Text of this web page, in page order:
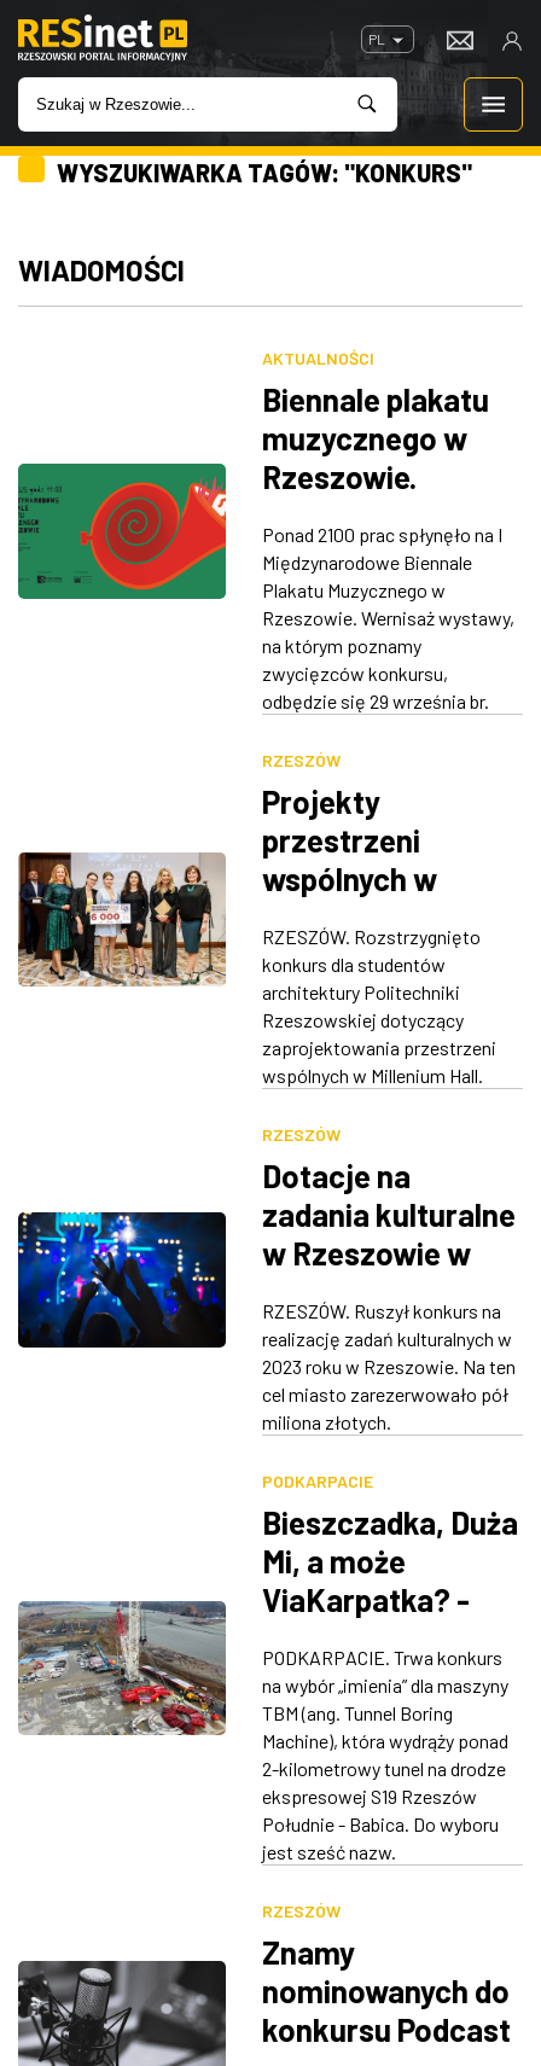
PL
WIADOMOŚCI
INWESTYCJE
GASTRONOMIA
ZDJĘCIA
WYSZUKIWARKA TAGÓW: "KONKURS"
WIADOMOŚCI
AKTUALNOŚCI
Biennale plakatu
muzycznego w
Rzeszowie.
typu konkurs na
świecie”
Ponad 2100 prac spłynęło na I
Międzynarodowe Biennale
Plakatu Muzycznego w
Rzeszowie. Wernisaż wystawy,
na którym poznamy
zwycięzców konkursu,
odbędzie się 29 września br.
RZESZÓW
Projekty
przestrzeni
wspólnych w
Konkurs
rozstrzygnięty
[WIZUALIZACJE]
RZESZÓW. Rozstrzygnięto
konkurs dla studentów
architektury Politechniki
Rzeszowskiej dotyczący
zaprojektowania przestrzeni
wspólnych w Millenium Hall.
RZESZÓW
Dotacje na
zadania kulturalne
w Rzeszowie w
Prezydent czeka
na oferty
RZESZÓW. Ruszył konkurs na
realizację zadań kulturalnych w
2023 roku w Rzeszowie. Na ten
cel miasto zarezerwowało pół
miliona złotych.
PODKARPACIE
Bieszczadka, Duża
Mi, a może
ViaKarpatka? -
"imię" dla maszyny
TBM
PODKARPACIE. Trwa konkurs
na wybór „imienia” dla maszyny
TBM (ang. Tunnel Boring
Machine), która wydrąży ponad
2-kilometrowy tunel na drodze
ekspresowej S19 Rzeszów
Południe - Babica. Do wyboru
jest sześć nazw.
RZESZÓW
Znamy
nominowanych do
konkursu Podcast